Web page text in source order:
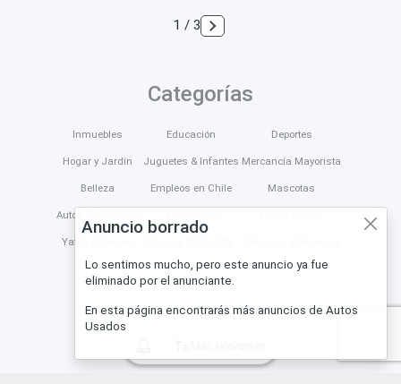
1 / 3
Anuncio borrado
Lo sentimos mucho, pero este anuncio ya fue
eliminado por el anunciante.
En esta página encontrarás más anuncios de Autos
Usados
Categorías
Inmuebles
Hogar y Jardín
Belleza
Autos y Vehículos
Yates & Barcos
Educación
Juguetes & Infantes
Empleos en Chile
Deportes
Mercancía Mayorista
Mascotas